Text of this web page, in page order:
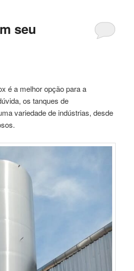
seu
é a melhor opção para a
os tanques de
variedade de indústrias, desde